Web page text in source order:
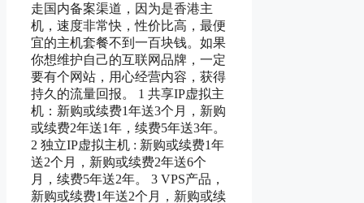
走国内备案渠道，因为是香港主
机，速度非常快，性价比高，最便
宜的主机套餐不到一百块钱。如果
你想维护自己的互联网品牌，一定
要有个网站，用心经营内容，获得
持久的流量回报。 1 共享IP虚拟主
机：新购或续费1年送3个月，新购
或续费2年送1年，续费5年送3年。
2 独立IP虚拟主机 : 新购或续费1年
送2个月，新购或续费2年送6个
月，续费5年送2年。 3 VPS产品，
新购或续费1年送2个月，新购或续